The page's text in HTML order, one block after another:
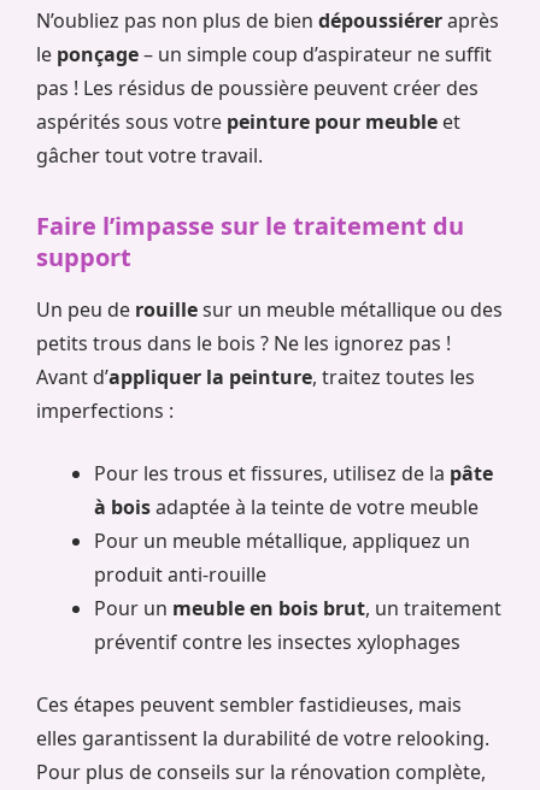
N’oubliez pas non plus de bien dépoussiéreraprès
le ponçage– un simple coup d’aspirateur ne suffit
pas ! Les résidus de poussière peuvent créer des
aspérités sous votre peinture pour meuble et
gâcher tout votre travail.
Faire l’impasse sur le traitement du
support
Un peu de rouillesur un meuble métallique ou des
petits trous dans le bois ? Ne les ignorez pas !
Avant d’appliquer la peinture, traitez toutes les
imperfections :
Pour les trous et fissures, utilisez de la pâte
à boisadaptée à la teinte de votre meuble
Pour un meuble métallique, appliquez un
produit anti-rouille
Pour un meuble en bois brut, un traitement
préventif contre les insectes xylophages
Ces étapes peuvent sembler fastidieuses, mais
elles garantissent la durabilité de votre relooking.
Pour plus de conseils sur la rénovation complète,